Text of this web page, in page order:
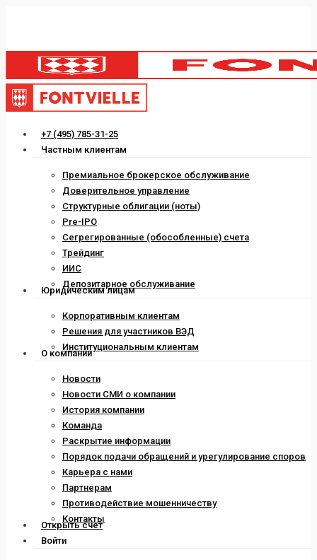
content
Menu
+7 (495) 785-31-25
Частным клиентам
Премиальное брокерское обслуживание
Доверительное управление
Структурные облигации (ноты)
Pre-IPO
Сегрегированные (обособленные) счета
Трейдинг
ИИС
Депозитарное обслуживание
Юридическим лицам
Корпоративным клиентам
Решения для участников ВЭД
Институциональным клиентам
О компании
Новости
Новости СМИ о компании
История компании
Команда
Раскрытие информации
Порядок подачи обращений и урегулирование споров
Карьера с нами
Партнерам
Противодействие мошенничеству
Контакты
Открыть счет
Войти